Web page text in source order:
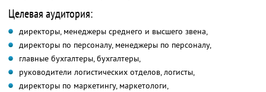
Целевая аудитория:
директоры, менеджеры среднего и высшего звена,
директоры по персоналу, менеджеры по персоналу,
главные бухгалтеры, бухгалтеры,
руководители логистических отделов, логисты,
директоры по маркетингу, маркетологи,